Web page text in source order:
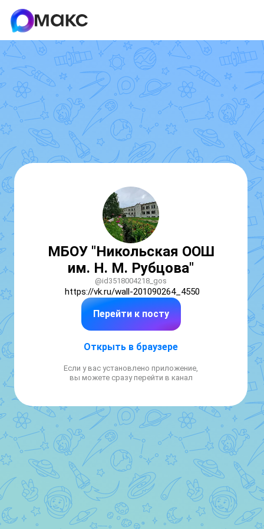
МБОУ "Никольская ООШ
им. Н. М. Рубцова"
@id3518004218_gos
https://vk.ru/wall-201090264_4550
Перейти к посту
Открыть в браузере
Если у вас установлено приложение,
вы можете сразу перейти в канал